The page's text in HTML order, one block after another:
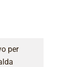
per